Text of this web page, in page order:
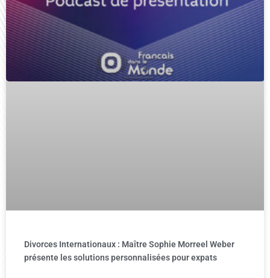
Divorces Internationaux : Maître Sophie Morreel Weber
présente les solutions personnalisées pour expats